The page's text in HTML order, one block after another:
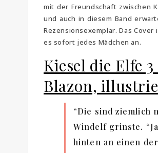
mit der Freundschaft zwischen
und auch in diesem Band
Rezensionsexemplar. Das
es sofort jedes Mädchen an.
Kiesel die Elfe
Blazon,
“Die sind ziemlich
Windelf grinste.
hinten an einen